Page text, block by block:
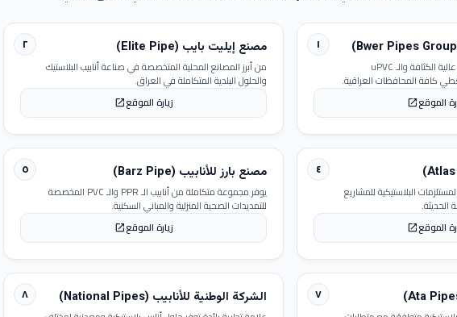
١
الرائدة في إنتاج أنابيب HDPE عالية الكثافة والـ uPVC
كافة المحافظات العراقية.
الموقعopen_in_new
٢ مصنع إيليت بايب (Elite Pipe)
من أبرز المصانع المحلية المتخصصة في صناعة أنابيب البلاستيك
والحلول البلدية المتكاملة في العراق.
زيارة الموقعopen_in_new
٤
البلاستيكية للمشاريع
الحديثة.
الموقعopen_in_new
٥ مصنع بارز للأنابيب (Barz Pipe)
يوفر مجموعة متكاملة من أنابيب الـ PPR والـ PVC المخصصة
للتمديدات الصحية المنزلية والمباني السكنية.
زيارة الموقعopen_in_new
٧ ٨ الشركة الوطنية للأنابيب (National Pipes)